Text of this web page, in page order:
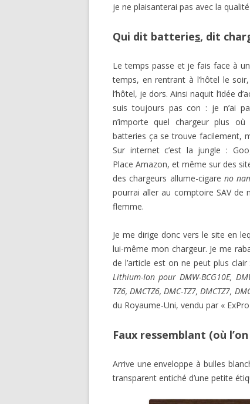
je ne plaisanterai pas avec la
Qui dit batteries, dit
Le temps passe et je fais face à
temps, en rentrant à l’hôtel le
l’hôtel, je dors. Ainsi naquit l’idée
suis toujours pas con : je n’ai
n’importe quel chargeur plus
batteries ça se trouve facilement,
Sur internet c’est la jungle :
Place Amazon, et même sur des
des chargeurs allume-cigareno
pourrai aller au comptoire SAV de
flemme.
Je me dirige donc vers le site en
lui-même mon chargeur. Je me
de l’article est on ne peut plus clair :
Lithium-Ion pour DMW-BCG10E,
TZ6, DMCTZ6, DMC-TZ7, DMCTZ7,
du Royaume-Uni, vendu par « ExPro
Faux ressemblant (où
Arrive une enveloppe à bulles
transparent entiché d’une petite